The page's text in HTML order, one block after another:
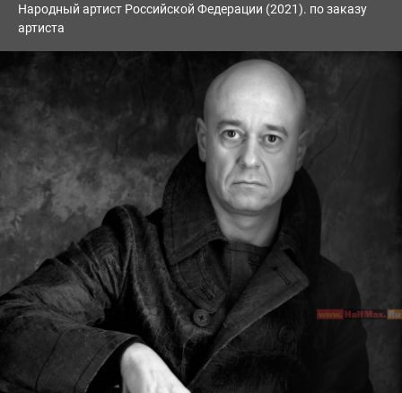
Народный артист Российской Федерации (2021). по заказу
артиста